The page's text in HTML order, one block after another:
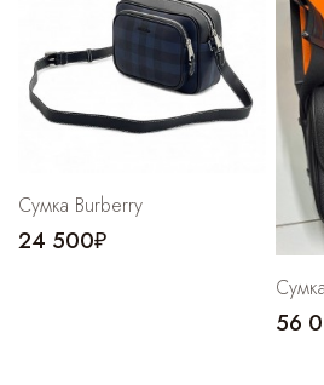
Сумка Burberry
24 500₽
56